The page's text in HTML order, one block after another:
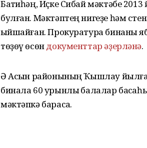
Баҡтиһәң, Иҫке Сибай мәктәбе
булған. Мәктәптең нигеҙе һәм
ҡыйшайған. Прокуратура бинаны
төҙөү өсөндокументтар әҙерләнә.
Ә Асҡын районының Ҡышлау
бинала 60 урынлыҡ балалар
мәктәпкә барасаҡ.